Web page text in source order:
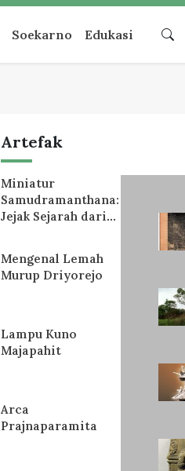
Soekarno Edukasi
Artefak
Miniatur
Samudramanthana:
Jejak Sejarah dari
Mengenal Lemah
Murup Driyorejo
Lampu Kuno
Majapahit
Arca
Prajnaparamita